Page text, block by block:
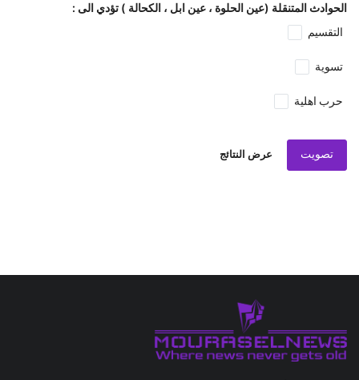
الحوادث المتنقلة (عين الحلوة ، عين ابل ، الكحالة ) تؤدي الى :
التقسيم
تسوية
حرب اهلية
تصويت عرض النتائج